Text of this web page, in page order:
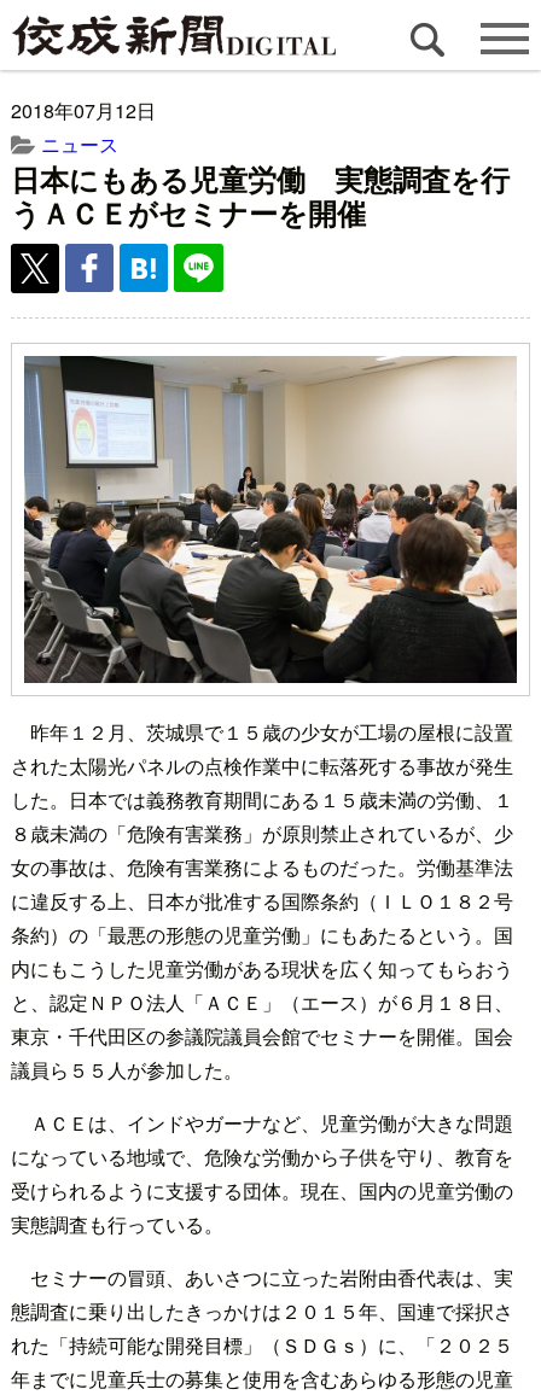
2018年07月12日
ニュース
日本にもある児童労働 実態調査を行
うＡＣＥがセミナーを開催
昨年１２月、茨城県で１５歳の少女が工場の屋根に設置
された太陽光パネルの点検作業中に転落死する事故が発生
した。日本では義務教育期間にある１５歳未満の労働、１
８歳未満の「危険有害業務」が原則禁止されているが、少
女の事故は、危険有害業務によるものだった。労働基準法
に違反する上、日本が批准する国際条約（ＩＬＯ１８２号
条約）の「最悪の形態の児童労働」にもあたるという。国
内にもこうした児童労働がある現状を広く知ってもらおう
と、認定ＮＰＯ法人「ＡＣＥ」（エース）が６月１８日、
東京・千代田区の参議院議員会館でセミナーを開催。国会
議員ら５５人が参加した。
ＡＣＥは、インドやガーナなど、児童労働が大きな問題
になっている地域で、危険な労働から子供を守り、教育を
受けられるように支援する団体。現在、国内の児童労働の
実態調査も行っている。
セミナーの冒頭、あいさつに立った岩附由香代表は、実
態調査に乗り出したきっかけは２０１５年、国連で採択さ
れた「持続可能な開発目標」（ＳＤＧｓ）に、「２０２５
年までに児童兵士の募集と使用を含むあらゆる形態の児童